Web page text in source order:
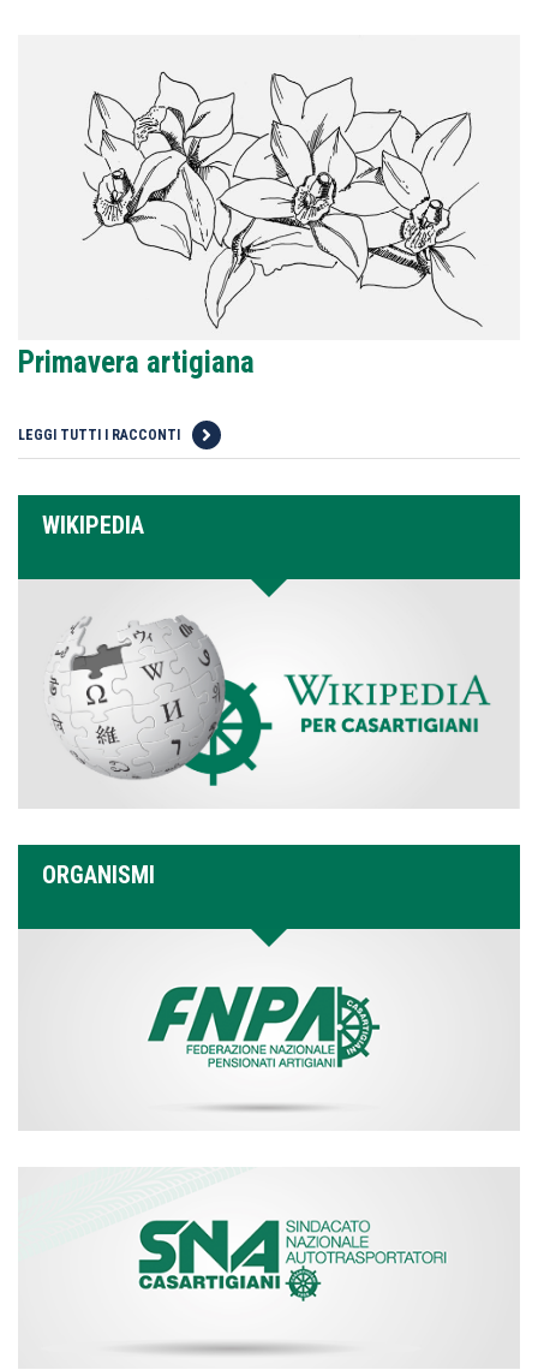
Primavera artigiana
LEGGI TUTTI I RACCONTI
WIKIPEDIA
ORGANISMI